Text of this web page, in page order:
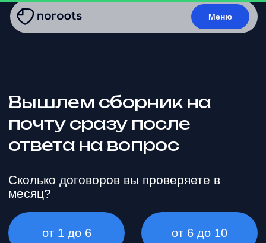
Сколько договоров вы проверяете в
ответа на вопрос